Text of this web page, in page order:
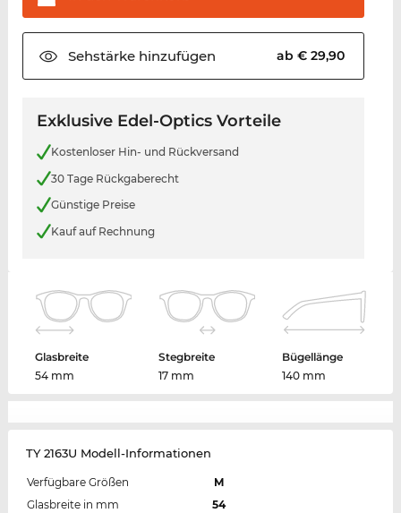
Sehstärkehinzufügen ab € 29,90
Exklusive Edel-Optics Vorteile
Kostenloser Hin- und Rückversand
30 Tage Rückgaberecht
Günstige Preise
Kauf auf Rechnung
Glasbreite
54 mm
Stegbreite
17 mm
Bügellänge
140 mm
TY 2163U Modell-Informationen
Verfügbare Größen
M
Glasbreite in mm
54